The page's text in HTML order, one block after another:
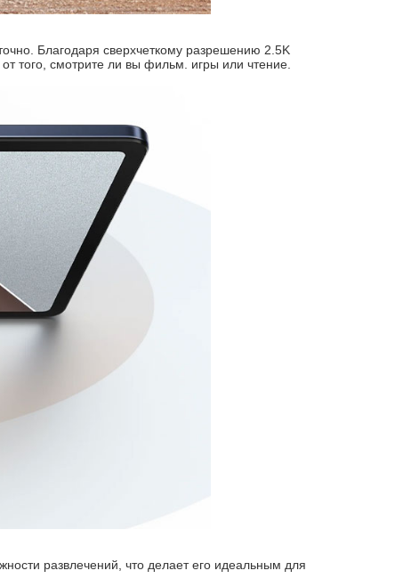
Благодаря сверхчеткому разрешению 2.5K
того, смотрите ли вы фильм. игры или чтение.
развлечений, что делает его идеальным для